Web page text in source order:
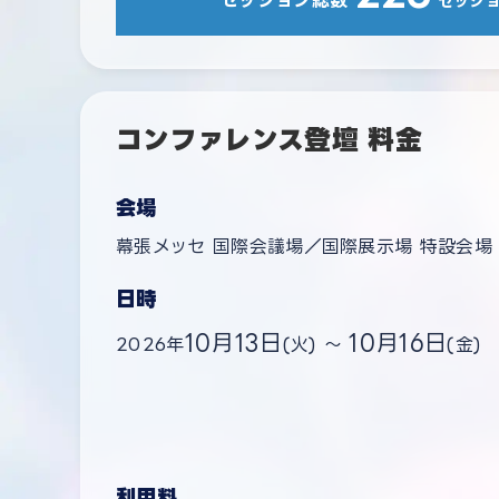
コンファレンス登壇 料金
会場
幕張メッセ 国際会議場／国際展示場 特設会場
日時
2026年10月13日 (火) ～10月16日(金)